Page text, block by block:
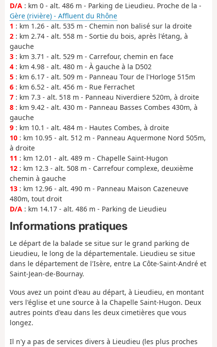
D/A : km 0 - alt. 486 m - Parking de Lieudieu. Proche de la -
Gère (rivière) - Affluent du Rhône
1 : km 1.26 - alt. 535 m - Chemin non balisé sur la droite
2 : km 2.74 - alt. 558 m - Sortie du bois, après l'étang, à
gauche
3 : km 3.71 - alt. 529 m - Carrefour, chemin en face
4 : km 4.98 - alt. 480 m - À gauche à la D502
5 : km 6.17 - alt. 509 m - Panneau Tour de l'Horloge 515m
6 : km 6.52 - alt. 456 m - Rue Ferrachet
7 : km 7.3 - alt. 518 m - Panneau Niverdiere 520m, à droite
8 : km 9.42 - alt. 430 m - Panneau Basses Combes 430m, à
gauche
9 : km 10.1 - alt. 484 m - Hautes Combes, à droite
10 : km 10.95 - alt. 512 m - Panneau Aquermone Nord 505m,
à droite
11 : km 12.01 - alt. 489 m - Chapelle Saint-Hugon
12 : km 12.3 - alt. 508 m - Carrefour complexe, deuxième
chemin à gauche
13 : km 12.96 - alt. 490 m - Panneau Maison Cazeneuve
480m, tout droit
D/A : km 14.17 - alt. 486 m - Parking de Lieudieu
Informations pratiques
Le départ de la balade se situe sur le grand parking de
Lieudieu, le long de la départementale. Lieudieu se situe
dans le département de l'Isère, entre La Côte-Saint-André et
Saint-Jean-de-Bournay.
Vous avez un point d'eau au départ, à Lieudieu, en montant
vers l'église et une source à la Chapelle Saint-Hugon. Deux
autres points d'eau dans les deux cimetières que vous
longez.
Il n'y a pas de services divers à Lieudieu (les plus proches